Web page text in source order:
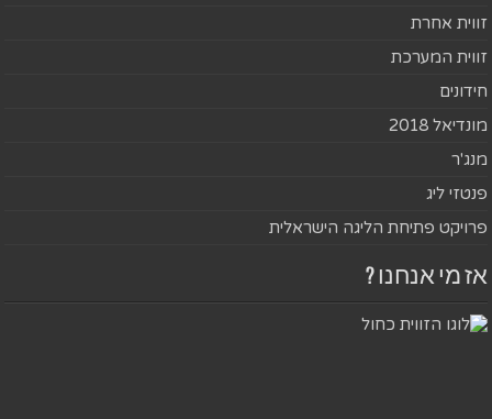
זווית אחרת
זווית המערכת
חידונים
מונדיאל 2018
מנג'ר
פנטזי ליג
פרויקט פתיחת הליגה הישראלית
אז מי אנחנו ?